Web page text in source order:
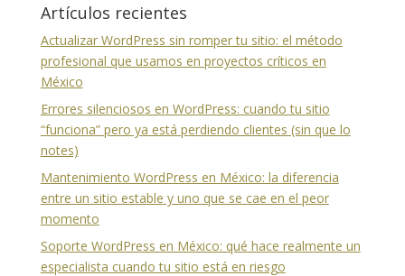
Artículos recientes
Actualizar WordPress sin romper tu sitio: el método
profesional que usamos en proyectos críticos en
México
Errores silenciosos en WordPress: cuando tu sitio
“funciona” pero ya está perdiendo clientes (sin que lo
notes)
Mantenimiento WordPress en México: la diferencia
entre un sitio estable y uno que se cae en el peor
momento
Soporte WordPress en México: qué hace realmente un
especialista cuando tu sitio está en riesgo